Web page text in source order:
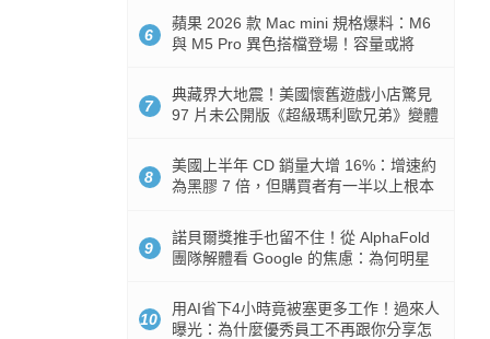
6
蘋果 2026 款 Mac mini 規格爆料：M6
與 M5 Pro 異色搭檔登場！容量或將
7
典藏界大地震！美國懷舊遊戲小店驚見
97 片未公開版《超級瑪利歐兄弟》變體
8
美國上半年 CD 銷量大增 16%：增速約
為黑膠 7 倍，但購買者有一半以上根本
9
諾貝爾獎推手也留不住！從 AlphaFold
團隊解體看 Google 的焦慮：為何明星
10
用AI省下4小時竟被塞更多工作！過來人
曝光：為什麼優秀員工不再跟你分享怎